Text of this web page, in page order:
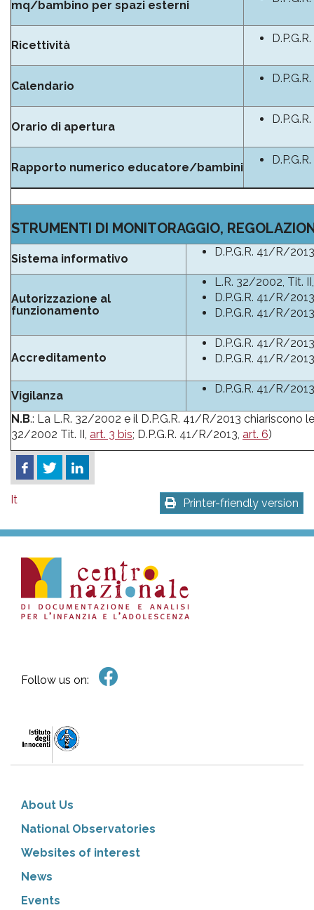
mq/bambino per spazi esterni
Ricettività
Calendario
Orario di apertura
Rapporto numerico educatore/bambini
STRUMENTI DI MONITORAGGIO,
Sistema informativo
D.P.G.R. 41/R/
Autorizzazione al
funzionamento
L.R. 32/2002, Tit.
D.P.G.R. 41/R/
D.P.G.R. 41/R/
Accreditamento
D.P.G.R. 41/R/
D.P.G.R. 41/R/
Vigilanza
D.P.G.R. 41/R/
N.B.: La L.R. 32/2002 e il D.P.G.R. 41/R/2013 chiariscono
32/2002 Tit. II, art. 3 bis; D.P.G.R. 41/R/2013, art. 6)
Printer-friendly version
It
Follow us on:
About Us
National Observatories
Websites of interest
News
Events